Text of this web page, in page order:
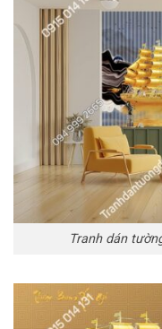
Tranh dán